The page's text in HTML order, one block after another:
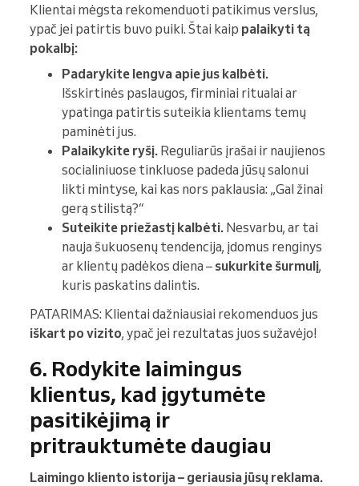
Klientai mėgsta rekomenduoti patikimus verslus,
ypač jei patirtis buvo puiki. Štai kaip palaikyti tą
pokalbį:
Padarykite lengva apie jus kalbėti.
Išskirtinės paslaugos, firminiai ritualai ar
ypatinga patirtis suteikia klientams temų
paminėti jus.
Palaikykite ryšį. Reguliarūs įrašai ir naujienos
socialiniuose tinkluose padeda jūsų salonui
likti mintyse, kai kas nors paklausia: „Gal žinai
gerą stilistą?“
Suteikite priežastį kalbėti. Nesvarbu, ar tai
nauja šukuosenų tendencija, įdomus renginys
ar klientų padėkos diena – sukurkite šurmulį,
kuris paskatins dalintis.
PATARIMAS: Klientai dažniausiai rekomenduos jus
iškart po vizito, ypač jei rezultatas juos sužavėjo!
6. Rodykite laimingus
klientus, kad įgytumėte
pasitikėjimą ir
pritrauktumėte daugiau
Laimingo kliento istorija – geriausia jūsų reklama.